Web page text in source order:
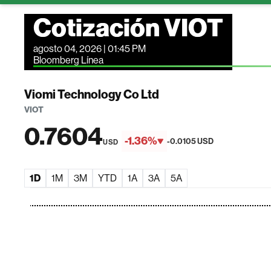
Cotización VIOT
agosto 04, 2026 | 01:45 PM
Bloomberg Línea
Viomi Technology Co Ltd
VIOT
0.7604USD -1.36% -0.0105 USD
1D 1M 3M YTD 1A 3A 5A